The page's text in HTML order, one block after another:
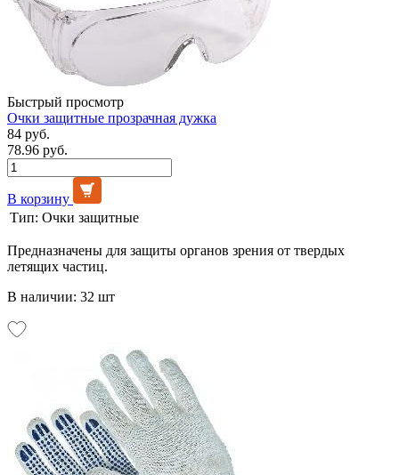
Быстрый просмотр
Очки защитные прозрачная дужка
84 руб.
78.96 руб.
В корзину
Тип: Очки защитные
Предназначены для защиты органов зрения от твердых
летящих частиц.
В наличии: 32 шт